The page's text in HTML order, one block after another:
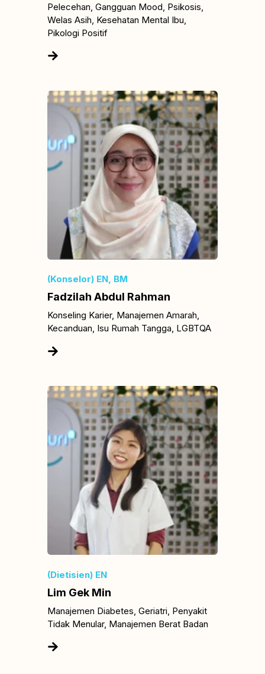
Pelecehan, Gangguan Mood, Psikosis,
Welas Asih, Kesehatan Mental Ibu,
Pikologi Positif
(Konselor) EN, BM
Fadzilah Abdul Rahman
Konseling Karier, Manajemen Amarah,
Kecanduan, Isu Rumah Tangga, LGBTQA
(Dietisien) EN
Lim Gek Min
Manajemen Diabetes, Geriatri, Penyakit
Tidak Menular, Manajemen Berat Badan